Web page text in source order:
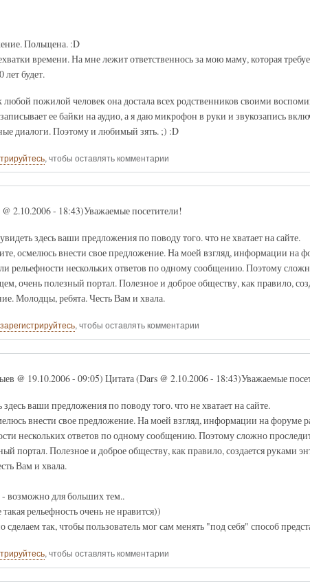
Польщена. :D
времени. На мне лежит ответственнось за мою маму, которая
лет будет.
пожилой человек она достала всех родственников своими
ее байки на аудио, а я даю микрофон в руки и звукозапись
диалоги. Поэтому и любимый зять. ;) :D
, чтобы оставлять комментарии
2.10.2006 - 18:43)Уважаемые посетители!
здесь ваши предложения по поводу того. что не хватает на сайте.
осмелюсь внести свое предложение. На моей взгляд, информации на
рельефности нескольких ответов по одному сообщению. Поэтому
очень полезный портал. Полезное и доброе обществу, как правило,
Молодцы, ребята. Честь Вам и хвала.
зарегистрируйтесь, чтобы оставлять комментарии
@ 19.10.2006 - 09:05) Цитата (Dars @ 2.10.2006 - 18:43)Уважаемые
ваши предложения по поводу того. что не хватает на сайте.
внести свое предложение. На моей взгляд, информации на форуме
нескольких ответов по одному сообщению. Поэтому сложно
портал. Полезное и доброе обществу, как правило, создается руками
Вам и хвала.
- возможно для больших тем..
рельефность очень не нравится))
так, чтобы пользователь мог сам менять "под себя" способ
, чтобы оставлять комментарии